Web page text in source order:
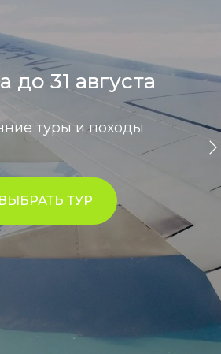
до 31 августа
туры и походы
ВЫБРАТЬ ТУР